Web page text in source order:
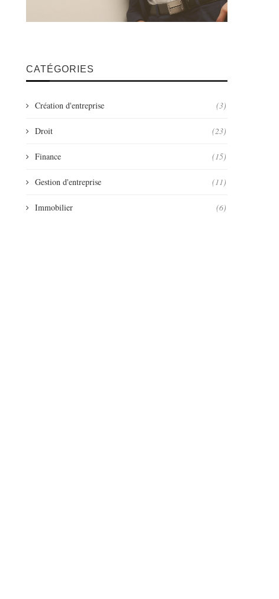
CATÉGORIES
Création d'entreprise (3)
Droit (23)
Finance (15)
Gestion d'entreprise (11)
Immobilier (6)